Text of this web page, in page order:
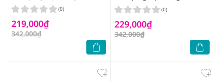
Chill Red
219,000₫
342,000₫
(0)
Frozen Berry
229,000₫
342,000₫
(0)